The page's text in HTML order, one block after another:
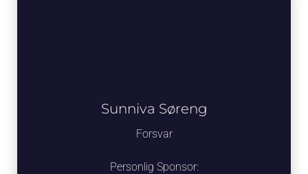
Sunniva Søreng
Forsvar
Personlig Sponsor: